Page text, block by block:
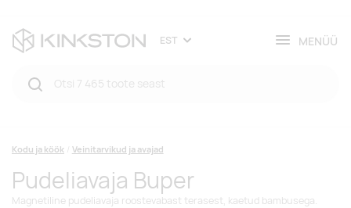
EST MENÜÜ
Kodu ja köök Veinitarvikud ja avajad
Pudeliavaja Buper
Magnetiline pudeliavaja roostevabast terasest, kaetud bambusega.